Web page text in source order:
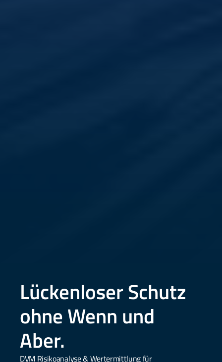
Lückenloser Schutz
ohne Wenn und
Aber.
DVM Risikoanalyse & Wertermittlung für